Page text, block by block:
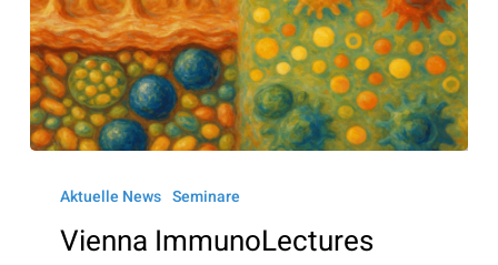
ImmunoLectures
Aktuelle News Seminare
Vienna ImmunoLectures